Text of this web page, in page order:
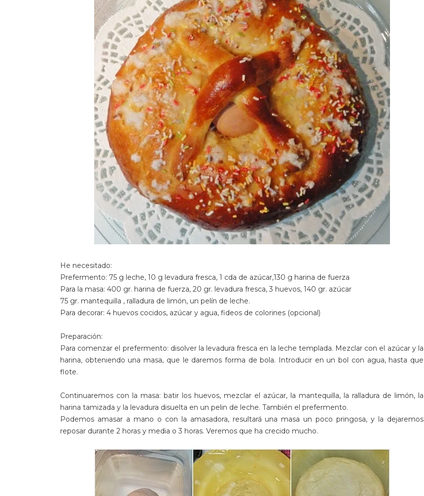
He necesitado:
Prefermento: 75 g leche, 10 g levadura fresca, 1 cda de azúcar,130 g harina de fuerza
Para la masa: 400 gr. harina de fuerza, 20 gr. levadura fresca, 3 huevos, 140 gr. azúcar
75 gr. mantequilla , ralladura de limón, un pelín de leche.
Para decorar: 4 huevos cocidos, azúcar y agua, fideos de colorines (opcional)
Preparación:
Para comenzar el prefermento: disolver la levadura fresca en la leche templada. Mezclar con el azúcar y la
harina, obteniendo una masa, que le daremos forma de bola. Introducir en un bol con agua, hasta que
flote.
Continuaremos con la masa: batir los huevos, mezclar el azúcar, la mantequilla, la ralladura de limón, la
harina tamizada y la levadura disuelta en un pelin de leche. También el prefermento.
Podemos amasar a mano o con la amasadora, resultará una masa un poco pringosa, y la dejaremos
reposar durante 2 horas y media o 3 horas. Veremos que ha crecido mucho.